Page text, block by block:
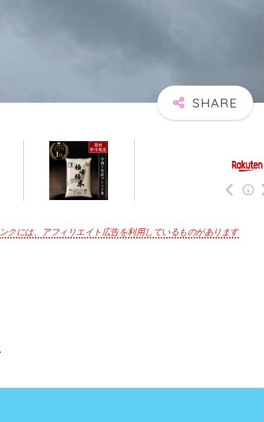
クには、アフィリエイト広告を利用しているものがあります